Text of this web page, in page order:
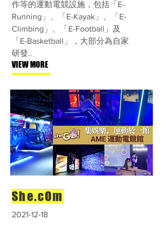
作等的運動電競設施，包括「E-
Running」、「E-Kayak」、「E-
Climbing」、「E-Football」及
「E-Basketball」，大部分為自家
研發..
VIEW MORE
She.cOm
2021-12-18